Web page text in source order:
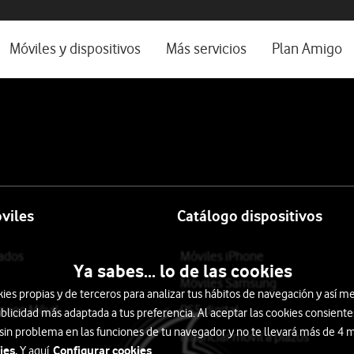
ayuda e idioma
Móviles y dispositivos Más servicios Plan Amigo
Móvil
Catálogo dispositivos
Móviles iPhone
Móviles Samsung
PS5 digital
Financiar móvil a plazos
Ya sabes... lo de las cookies
propias y de terceros para analizar tus hábitos de navegación y así
más adaptada a tus preferencia. Al aceptar las cookies
problema en las funciones de tu navegador y no te llevará más de 4
Y aquí Configurar cookies